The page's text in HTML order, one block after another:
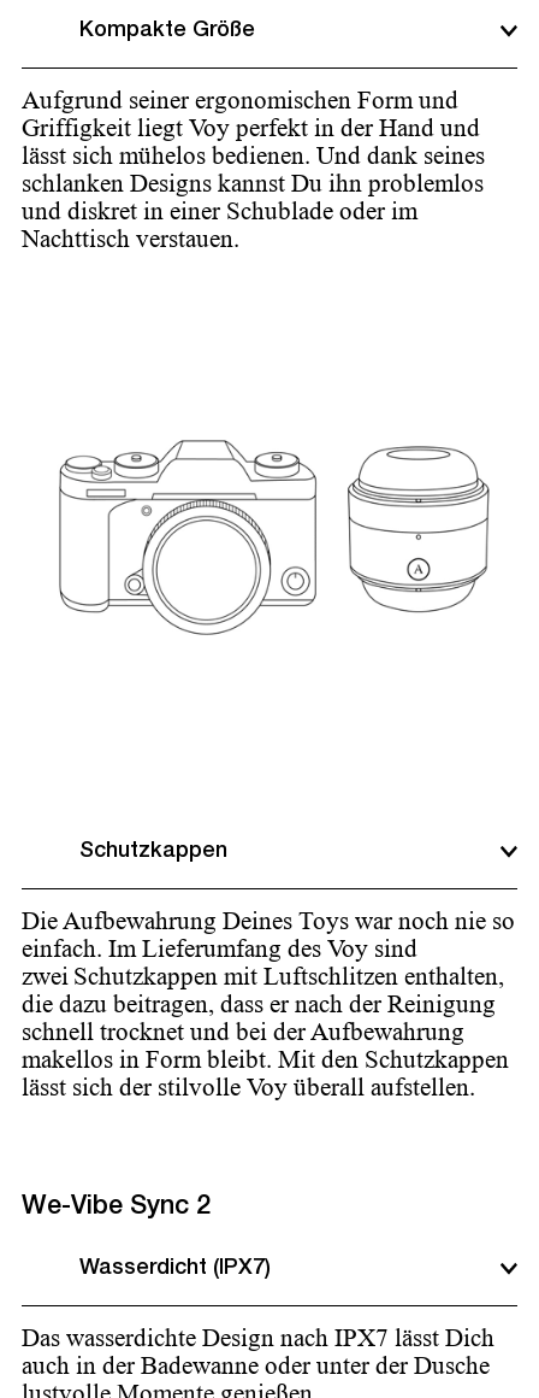
Kompakte Größe
Aufgrund seiner ergonomischen Form und
Griffigkeit liegt Voy perfekt in der Hand und
lässt sich mühelos bedienen. Und dank seines
schlanken Designs kannst Du ihn problemlos
und diskret in einer Schublade oder im
Nachttisch verstauen.
Schutzkappen
Die Aufbewahrung Deines Toys war noch nie so
einfach. Im Lieferumfang des Voy sind
zwei Schutzkappen mit Luftschlitzen enthalten,
die dazu beitragen, dass er nach der Reinigung
schnell trocknet und bei der Aufbewahrung
makellos in Form bleibt. Mit den Schutzkappen
lässt sich der stilvolle Voy überall aufstellen.
We-Vibe Sync 2
Wasserdicht (IPX7)
Das wasserdichte Design nach IPX7 lässt Dich
auch in der Badewanne oder unter der Dusche